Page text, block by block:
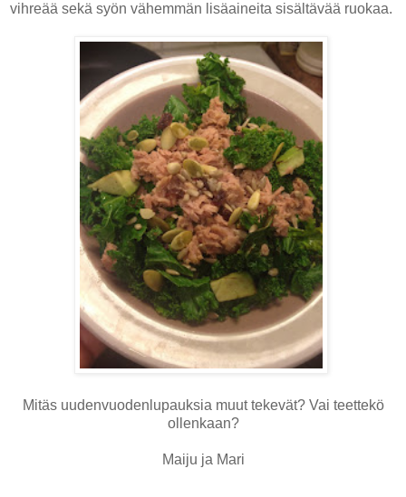
vihreää sekä syön vähemmän lisäaineita sisältävää ruokaa.
Mitäs uudenvuodenlupauksia muut tekevät? Vai teettekö
ollenkaan?
Maiju ja Mari